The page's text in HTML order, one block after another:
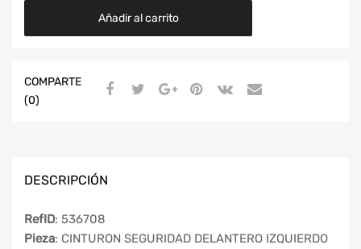
Añadir al carrito
COMPARTE
(0)
DESCRIPCIÓN
RefID: 536708
Pieza: CINTURON SEGURIDAD DELANTERO IZQUIERDO